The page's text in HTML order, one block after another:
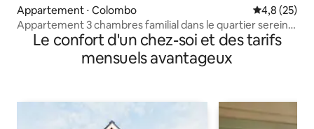
Appartement ⋅ Colombo Évaluation
4,8 (25)
Appartement 3 chambres familial dans le quartier serein
de Malabe
Le confort d'un chez-soi et des tarifs
mensuels avantageux